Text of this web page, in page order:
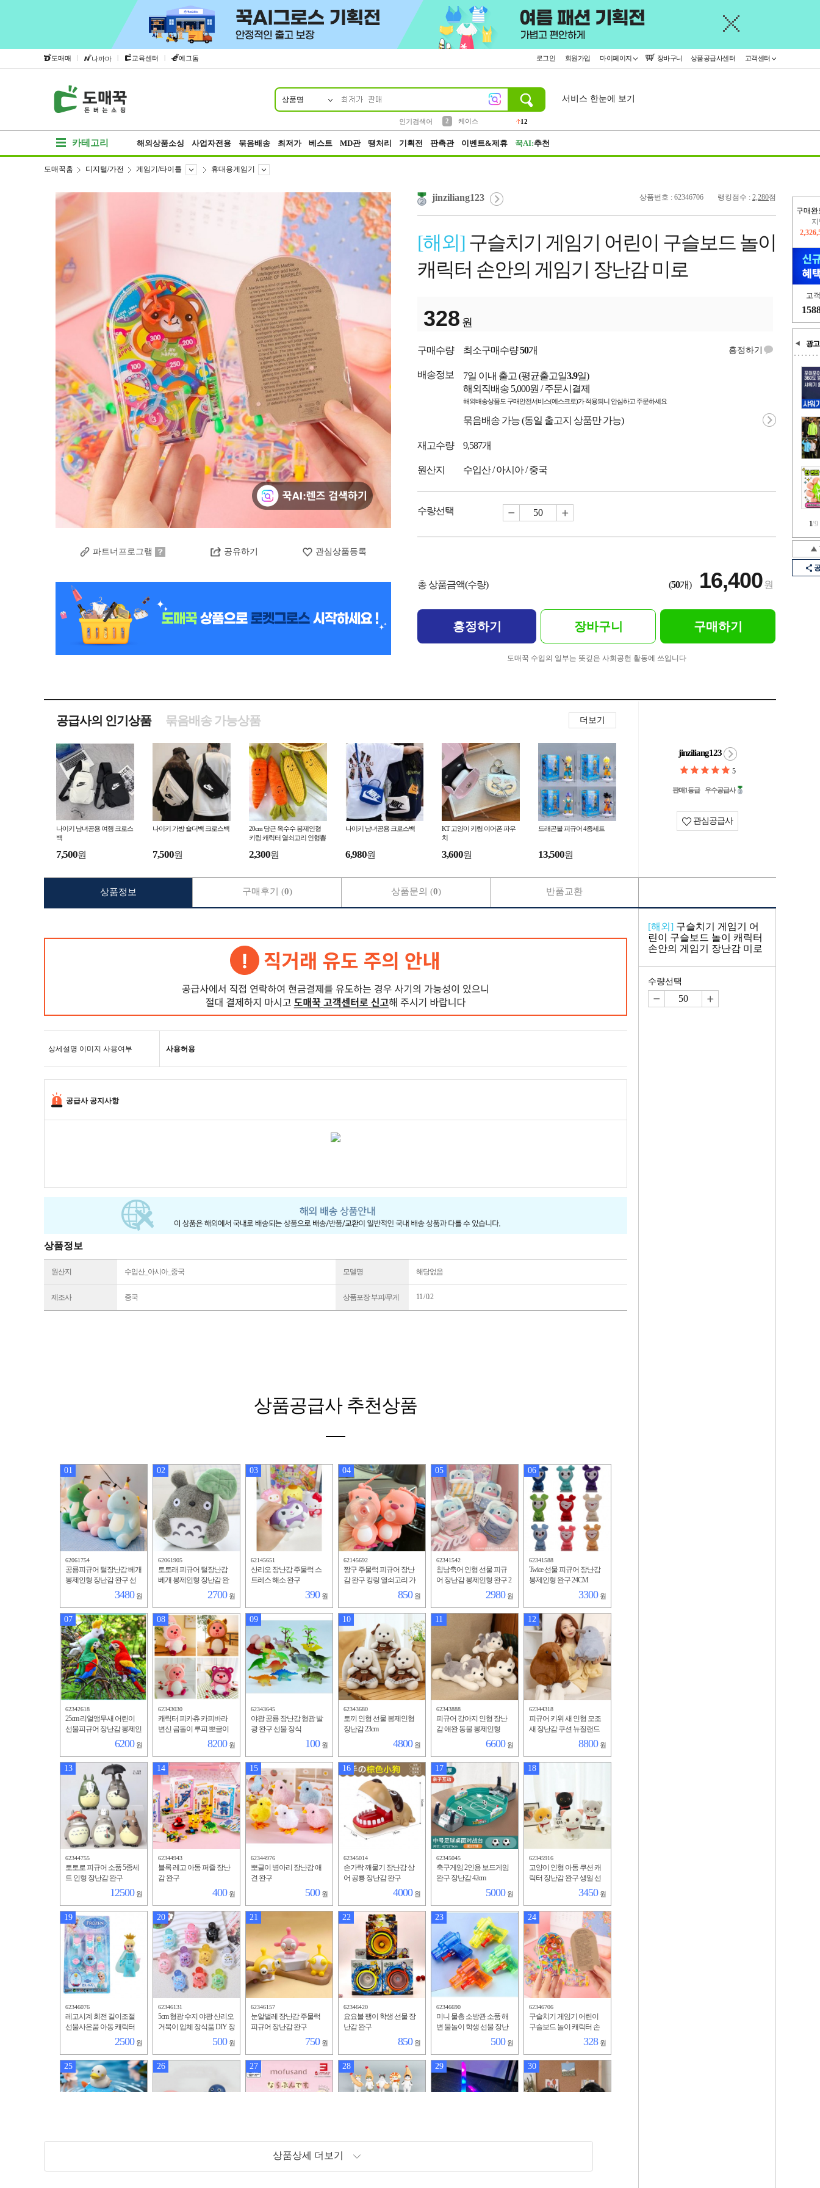
도매매 | 나까마 | 교육센터 | 에그돔 로그인 회원가입 마이페이지 장바구니 상품공급사센터 고객센터
상품명
인기검색어
2
케이스
12
서비스 한눈에 보기
카테고리 해외상품소싱 사업자전용 묶음배송 최저가 베스트 MD관 땡처리 기획전 판촉관 이벤트&제휴 꾹AI:추천
구매완
고
광고
1/9
도매꾹홈 디지털/가전 게임기/타이틀 휴대용게임기
파트너프로그램 공유하기 관심상품등록
상품번호 : 62346706 랭킹점수 : 2,280점
jinziliang123
[해외] 구슬치기 게임기 어린이 구슬보드 놀이
캐릭터 손안의 게임기 장난감 미로
328 원
구매수량 최소구매수량50개 흥정하기
배송정보 7일 이내 출고 (평균출고일3.9일)
해외직배송 5,000원 / 주문시결제
해외배송상품도 구매안전서비스(에스크로)가 적용되니 안심하고 주문하세요
묶음배송 가능 (동일 출고지 상품만 가능)
재고수량 9,587개
원산지 수입산 / 아시아 / 중국
수량선택
총 상품금액(수량) (50개) 16,400원
흥정하기 장바구니 구매하기
도매꾹 수입의 일부는 뜻깊은 사회공헌 활동에 쓰입니다
공급사의 인기상품 더보기
묶음배송 가능상품
나이키 남녀공용 여행 크로스
백
7,500원
나이키 가방 숄더백 크로스백
7,500원
20cm 당근 옥수수 봉제인형
키링 캐릭터 열쇠고리 인형뽑
이 완구 장난감
2,300원
나이키 남녀공용 크로스백
6,980원
KT 고양이 키링 이어폰 파우
치
3,600원
드래곤볼 피규어 4종세트
13,500원
jinziliang123
5
판매1등급 우수공급사
관심공급사
상세설명 이미지 사용여부 사용허용
공급사 공지사항
상품정보
원산지 수입산_아시아_중국 모델명 해당없음
제조사 중국 상품포장 부피/무게 11 / 0.2
상품공급사 추천상품
01
62061754
공룡피규어 털장난감 베개
봉제인형 장난감 완구 선
3480 원
02
62061905
토토래 피규어 털장난감
베개 봉제인형 장난감 완
2700 원
03
62145651
산리오 장난감 주물럭 스
트레스 해소 완구
390 원
04
62145692
짱구 주물럭 피규어 장난
감 완구 킹링 열쇠고리 가
850 원
05
62341542
침낭축어 인형 선물 피규
어 장난감 봉제인형 완구 2
2980 원
06
62341588
Twice 선물 피규어 장난감
봉제인형 완구 24CM
3300 원
07
62342618
25cm 리얼앵무새 어린이
선물피규어 장난감 봉제인
6200 원
08
62343030
캐릭터 피카츄 카피바라
변신 곰돌이 루피 뽀글이
장난감 봉제인형 완구
8200 원
09
62343645
야광 공룡 장난감 형광 발
광 완구 선물 장식
100 원
10
62343680
토끼 인형 선물 봉제인형
장난감 23cm
4800 원
11
62343888
피규어 강아지 인형 장난
감 애완 동물 봉제인형
6600 원
12
62344318
피규어 키위 새 인형 모조
새 장난감 쿠션 뉴질랜드
애완 동물 봉제인형8800 원
13
62344755
토토로 피규어 소품 5종세
트 인형 장난감 완구
12500 원
14
62344943
블록 레고 아동 퍼즐 장난
감 완구
400 원
15
62344976
뽀글이 병아리 장난감 애
견 완구
500 원
16
62345014
손가락 깨물기 장난감 상
어 공룡 장난감 완구
4000 원
17
62345045
축구게임 2인용 보드게임
완구 장난감 42cm
5000 원
18
62345916
고양이 인형 아동 쿠션 캐
릭터 장난감 완구 생일 선
3450 원
19
62346076
레고시계 회전 길이조절
선물사은품 아동 캐릭터
장난감 완구 생일 선물세
2500 원
20
62346131
5cm 형광 수지 야광 산리오
거북이 입체 장식품 DIY 장
500 원
21
62346157
눈알벌레 장난감 주물럭
피규어 장난감 완구
750 원
22
62346420
요요볼 팽이 학생 선물 장
난감 완구
850 원
23
62346690
미니 물총 소방관 소품 해
변 물놀이 학생 선물 장난
500 원
24
62346706
구슬치기 게임기 어린이
구슬보드 놀이 캐릭터 손
안의 게임기 장난감 미로
328 원
25 26 27
62346801
28
62346843
29 30
상품상세 더보기
상품정보 구매후기 (0) 상품문의 (0) 반품교환
[해외] 구슬치기 게임기 어
린이 구슬보드 놀이 캐릭터
손안의 게임기 장난감 미로
수량선택